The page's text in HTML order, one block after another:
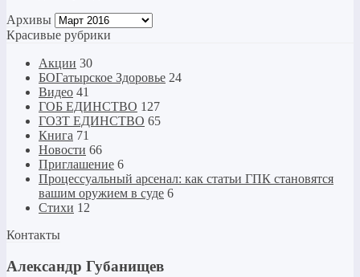
Архивы Архивы
Красивые рубрики
Акции 30
БОГатырское Здоровье 24
Видео 41
ГОБ ЕДИНСТВО 127
ГОЗТ ЕДИНСТВО 65
Книга 71
Новости 66
Приглашение 6
Процессуальный арсенал: как статьи ГПК становятся
вашим оружием в суде 6
Стихи 12
Контакты
Александр Губанищев